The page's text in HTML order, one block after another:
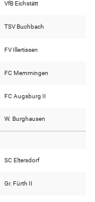
VfB Eichstätt
TSV Buchbach
FV Illertissen
FC Memmingen
FC Augsburg II
W. Burghausen
SC Eltersdorf
Gr. Fürth II